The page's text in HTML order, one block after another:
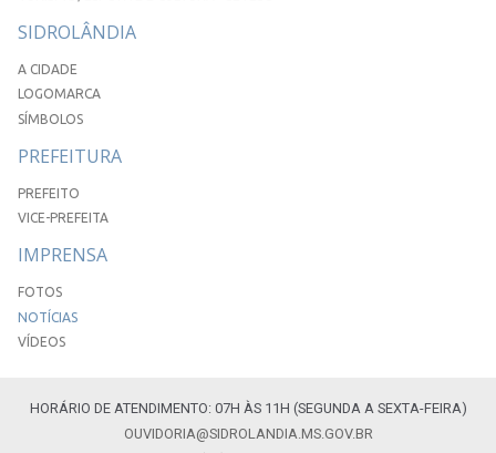
SIDROLÂNDIA
A CIDADE
LOGOMARCA
SÍMBOLOS
PREFEITURA
PREFEITO
VICE-PREFEITA
IMPRENSA
FOTOS
NOTÍCIAS
VÍDEOS
HORÁRIO DE ATENDIMENTO: 07H ÀS 11H (SEGUNDA A SEXTA-FEIRA)
OUVIDORIA@SIDROLANDIA.MS.GOV.BR